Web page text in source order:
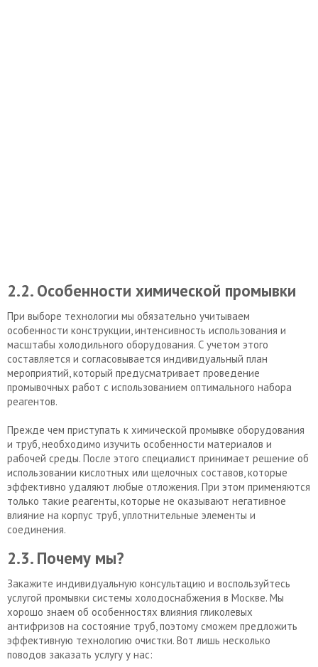
2.2. Особенности химической промывки
При выборе технологии мы обязательно учитываем
особенности конструкции, интенсивность использования и
масштабы холодильного оборудования. С учетом этого
составляется и согласовывается индивидуальный план
мероприятий, который предусматривает проведение
промывочных работ с использованием оптимального набора
реагентов.
Прежде чем приступать к химической промывке оборудования
и труб, необходимо изучить особенности материалов и
рабочей среды. После этого специалист принимает решение об
использовании кислотных или щелочных составов, которые
эффективно удаляют любые отложения. При этом применяются
только такие реагенты, которые не оказывают негативное
влияние на корпус труб, уплотнительные элементы и
соединения.
2.3. Почему мы?
Закажите индивидуальную консультацию и воспользуйтесь
услугой промывки системы холодоснабжения в Москве. Мы
хорошо знаем об особенностях влияния гликолевых
антифризов на состояние труб, поэтому сможем предложить
эффективную технологию очистки. Вот лишь несколько
поводов заказать услугу у нас: